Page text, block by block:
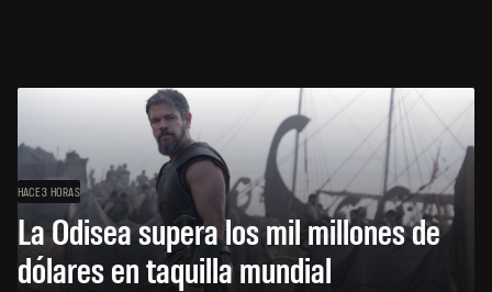
HACE 3 HORAS
La Odisea supera los mil millones de
dólares en taquilla mundial